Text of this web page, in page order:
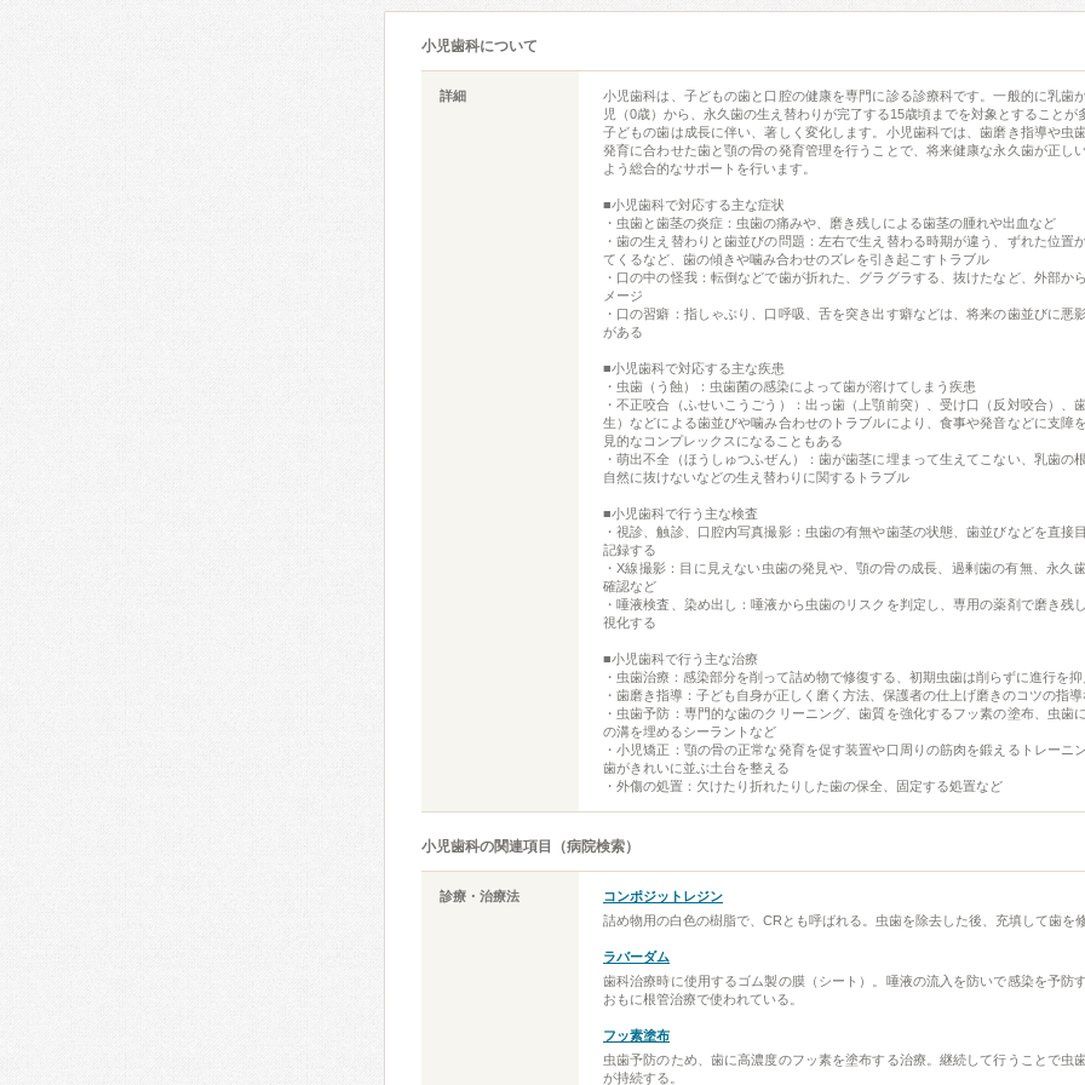
小児歯科について
詳細
小児歯科は、子どもの歯と口腔の健康を専門に診る診療科です。一般的に乳歯
児（0歳）から、永久歯の生え替わりが完了する15歳頃までを対象とすることが
子どもの歯は成長に伴い、著しく変化します。小児歯科では、歯磨き指導や虫
発育に合わせた歯と顎の骨の発育管理を行うことで、将来健康な永久歯が正し
よう総合的なサポートを行います。
■小児歯科で対応する主な症状
・虫歯と歯茎の炎症：虫歯の痛みや、磨き残しによる歯茎の腫れや出血など
・歯の生え替わりと歯並びの問題：左右で生え替わる時期が違う、ずれた位置
てくるなど、歯の傾きや噛み合わせのズレを引き起こすトラブル
・口の中の怪我：転倒などで歯が折れた、グラグラする、抜けたなど、外部か
メージ
・口の習癖：指しゃぶり、口呼吸、舌を突き出す癖などは、将来の歯並びに悪
がある
■小児歯科で対応する主な疾患
・虫歯（う蝕）：虫歯菌の感染によって歯が溶けてしまう疾患
・不正咬合（ふせいこうごう）：出っ歯（上顎前突）、受け口（反対咬合）、
生）などによる歯並びや噛み合わせのトラブルにより、食事や発音などに支障
見的なコンプレックスになることもある
・萌出不全（ほうしゅつふぜん）：歯が歯茎に埋まって生えてこない、乳歯の
自然に抜けないなどの生え替わりに関するトラブル
■小児歯科で行う主な検査
・視診、触診、口腔内写真撮影：虫歯の有無や歯茎の状態、歯並びなどを直接
記録する
・X線撮影：目に見えない虫歯の発見や、顎の骨の成長、過剰歯の有無、永久
確認など
・唾液検査、染め出し：唾液から虫歯のリスクを判定し、専用の薬剤で磨き残
視化する
■小児歯科で行う主な治療
・虫歯治療：感染部分を削って詰め物で修復する、初期虫歯は削らずに進行を
・歯磨き指導：子ども自身が正しく磨く方法、保護者の仕上げ磨きのコツの指
・虫歯予防：専門的な歯のクリーニング、歯質を強化するフッ素の塗布、虫歯
の溝を埋めるシーラントなど
・小児矯正：顎の骨の正常な発育を促す装置や口周りの筋肉を鍛えるトレーニ
歯がきれいに並ぶ土台を整える
・外傷の処置：欠けたり折れたりした歯の保全、固定する処置など
小児歯科の関連項目（病院検索）
診療・治療法
コンポジットレジン
詰め物用の白色の樹脂で、CRとも呼ばれる。虫歯を除去した後、充填して歯を
ラバーダム
歯科治療時に使用するゴム製の膜（シート）。唾液の流入を防いで感染を予防
おもに根管治療で使われている。
フッ素塗布
虫歯予防のため、歯に高濃度のフッ素を塗布する治療。継続して行うことで虫
が持続する。